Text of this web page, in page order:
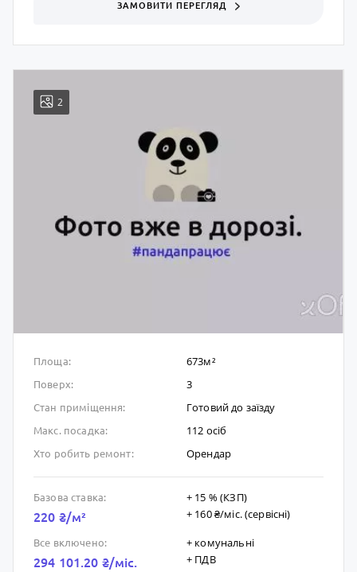
ЗАМОВИТИ ПЕРЕГЛЯД
2
Площа: 673м²
Поверх: 3
Стан приміщення: Готовий до заïзду
Макс. посадка: 112 осіб
Хто робить ремонт: Орендар
Базова ставка:
220 ₴/м²
+ 15 % (КЗП)
+ 160 ₴/мic. (сервісні)
Все включено:
294 101.20 ₴/мic.
+ комунальні
+ ПДВ